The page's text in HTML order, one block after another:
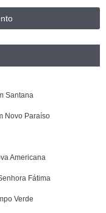
Santana
Novo Paraíso
Americana
Fátima
Verde